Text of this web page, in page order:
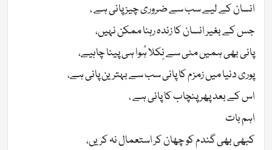
انسان کے لیے سب سے ضروری چیز پانی ہے ،
جس کے بغیر انسان کا زندہ رہنا ممکن نہیں،
پانی بھی ہمیں مٹی سے نِکلا ہُوا ہی پینا چاہیے،
پوری دنیا میں زمزم کا پانی سب سے بہترین پانی ہے،
اس کے بعد پھر پنچاب کا پانی ہے ،
اہم بات
کبھی بھی گندم کو چھان کر استعمال نہ کریں،